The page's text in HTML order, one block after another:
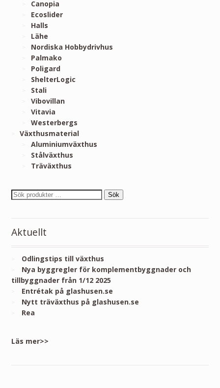
Canopia
Ecoslider
Halls
Lähe
Nordiska Hobbydrivhus
Palmako
Poligard
ShelterLogic
Stali
Vibovillan
Vitavia
Westerbergs
Växthusmaterial
Aluminiumväxthus
Stålväxthus
Träväxthus
Sök
Aktuellt
Odlingstips till växthus
Nya byggregler för komplementbyggnader och
tillbyggnader från 1/12 2025
Entrétak på glashusen.se
Nytt träväxthus på glashusen.se
Rea
Läs mer>>